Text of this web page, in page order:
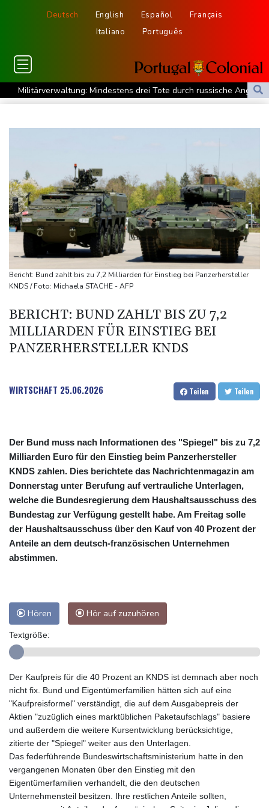
Deutsch English Español
Français
Italiano
Português
Militärverwaltung: Mindestens drei Tote durch russische Angriffe
in Region Kiew
gegen Drogengewalt an
BUND kritisiert Lockerung von Sonn- und Feiertagsfahrverbot für
Lastwagen
Trump spricht nach Ballsaal-Urteil von "nationaler Schande"
Abholzung im Amazonas auf niedrigstem Stand seit einem
Jahrzehnt
Frei: Über Beteiligung an AfD-Regierung entscheidet nicht CDU
in Sachsen-Anhalt
US-Senat stimmt für umfassendes Sanktionspaket gegen
Russland
"Rente mit 63": Unionsfraktionschef Frei offen für Härtefall- und
Falschinformationen
Bericht: Bund zahlt bis zu 7,2 Milliarden für Einstieg bei Panzerhersteller
KNDS / Foto: Michaela STACHE - AFP
BERICHT: BUND ZAHLT BIS ZU 7,2
MILLIARDEN FÜR EINSTIEG BEI
PANZERHERSTELLER KNDS
WIRTSCHAFT 25.06.2026 Teilen Teilen
Der Bund muss nach Informationen des "Spiegel" bis zu 7,2
Milliarden Euro für den Einstieg beim Panzerhersteller
KNDS zahlen. Dies berichtete das Nachrichtenmagazin am
Donnerstag unter Berufung auf vertrauliche Unterlagen,
welche die Bundesregierung dem Haushaltsausschuss des
Bundestag zur Verfügung gestellt habe. Am Freitag solle
der Haushaltsausschuss über den Kauf von 40 Prozent der
Anteile an dem deutsch-französischen Unternehmen
abstimmen.
Hören Hör auf zuzuhören
Textgröße:
Der Kaufpreis für die 40 Prozent an KNDS ist demnach aber noch
nicht fix. Bund und Eigentümerfamilien hätten sich auf eine
"Kaufpreisformel" verständigt, die auf dem Ausgabepreis der
Aktien "zuzüglich eines marktüblichen Paketaufschlags" basiere
und außerdem die weitere Kursentwicklung berücksichtige,
zitierte der "Spiegel" weiter aus den Unterlagen.
Das federführende Bundeswirtschaftsministerium hatte in den
vergangenen Monaten über den Einstieg mit den
Eigentümerfamilien verhandelt, die den deutschen
Unternehmensteil besitzen. Ihre restlichen Anteile sollten,